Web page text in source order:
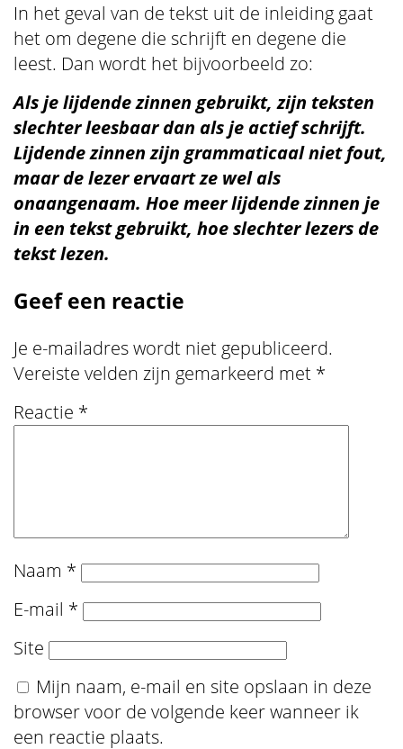
In het geval van de tekst uit de inleiding gaat
het om degene die schrijft en degene die
leest. Dan wordt het bijvoorbeeld zo:
Als je lijdende zinnen gebruikt, zijn teksten
slechter leesbaar dan als je actief schrijft.
Lijdende zinnen zijn grammaticaal niet fout,
maar de lezer ervaart ze wel als
onaangenaam. Hoe meer lijdende zinnen je
in een tekst gebruikt, hoe slechter lezers de
tekst lezen.
Geef een reactie
Je e-mailadres wordt niet gepubliceerd.
Vereiste velden zijn gemarkeerd met *
Reactie *
Naam *
E-mail *
Site
Mijn naam, e-mail en site opslaan in deze
browser voor de volgende keer wanneer ik
een reactie plaats.